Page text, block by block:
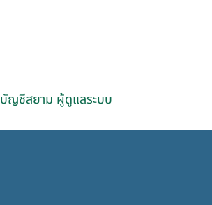
บัญชีสยาม ผู้ดูแลระบบ